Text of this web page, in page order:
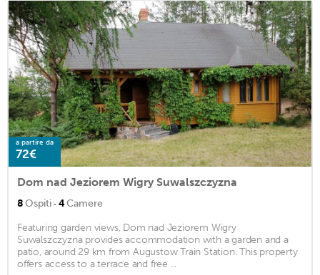
a partire da
72€
Dom nad Jeziorem Wigry Suwalszczyzna
8Ospiti · 4Camere
Featuring garden views, Dom nad Jeziorem Wigry
Suwalszczyzna provides accommodation with a garden and a
patio, around 29 km from Augustow Train Station. This property
offers access to a terrace and free ...